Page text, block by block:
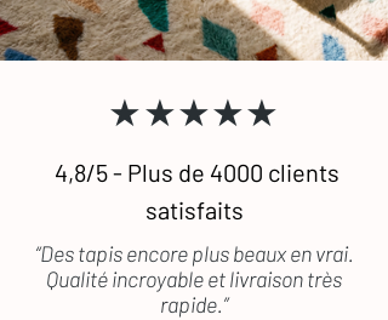
★★★★★
4,8/5 - Plus de 4000 clients
satisfaits
“Des tapis encore plus beaux en vrai.
Qualité incroyable et livraison très
rapide.”